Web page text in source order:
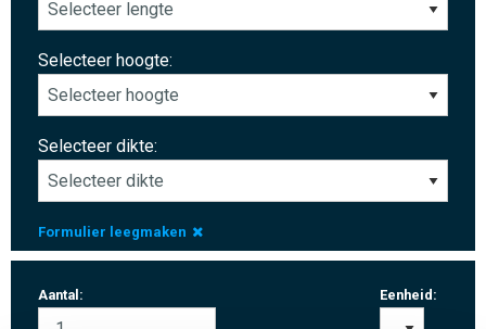
Selecteer hoogte:
Selecteer dikte:
Formulier leegmaken
Aantal: Eenheid: